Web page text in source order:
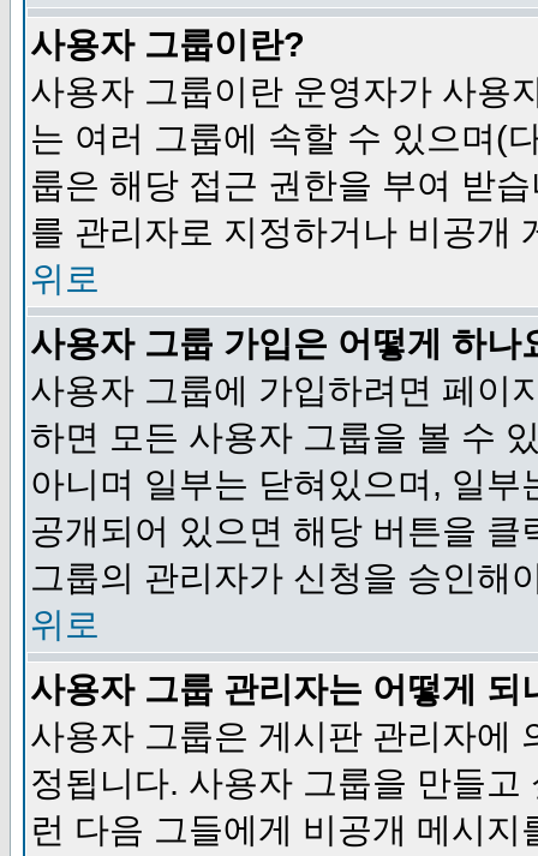
사용자 그룹이란?
사용자 그룹이란 운영자가 사용
는 여러 그룹에 속할 수 있으며(
룹은 해당 접근 권한을 부여 받
를 관리자로 지정하거나 비공개
위로
사용자 그룹 가입은 어떻게 하나
사용자 그룹에 가입하려면 페이
하면 모든 사용자 그룹을 볼 수
아니며 일부는 닫혀있으며, 일
공개되어 있으면 해당 버튼을
그룹의 관리자가 신청을 승인해
위로
사용자 그룹 관리자는 어떻게 되
사용자 그룹은 게시판 관리자에
정됩니다. 사용자 그룹을 만들
런 다음 그들에게 비공개 메시지